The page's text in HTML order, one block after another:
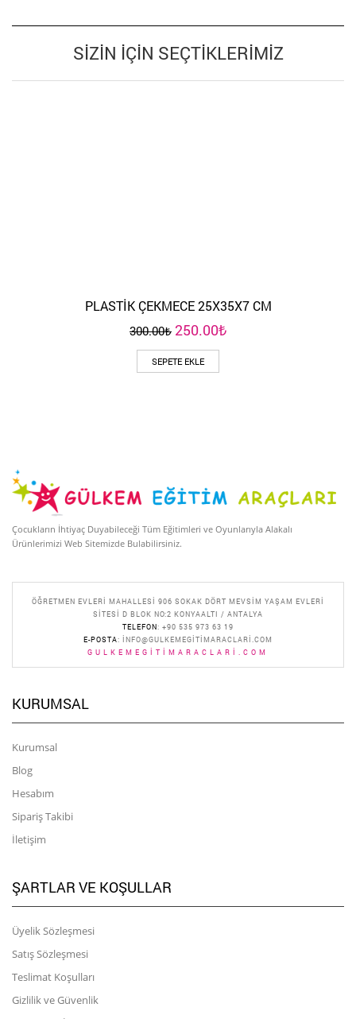
SIZIN İÇIN SEÇTIKLERIMIZ
PLASTİK ÇEKMECE 25X35X7 CM
300.00₺ Orijinal
300.00₺.
250.00₺Şu
SEPETE EKLE
Çocukların İhtiyaç Duyabileceği Tüm Eğitimleri ve Oyunlarıyla Alakalı
Ürünlerimizi Web Sitemizde Bulabilirsiniz.
ÖĞRETMEN EVLERI MAHALLESI 906 SOKAK DÖRT MEVSIM YAŞAM EVLERI
SITESI D BLOK NO:2 KONYAALTI / ANTALYA
TELEFON: +90 535 973 63 19
E-POSTA: INFO@GULKEMEGITIMARACLARI.COM
GULKEMEGITIMARACLARI.COM
KURUMSAL
Kurumsal
Blog
Hesabım
Sipariş Takibi
İletişim
ŞARTLAR VE KOŞULLAR
Üyelik Sözleşmesi
Satış Sözleşmesi
Teslimat Koşulları
Gizlilik ve Güvenlik